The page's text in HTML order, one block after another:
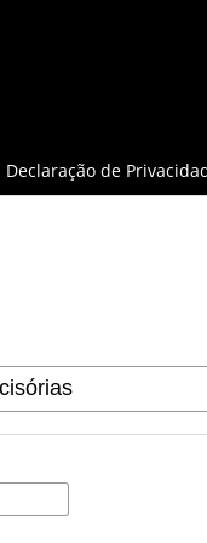
Declaração de